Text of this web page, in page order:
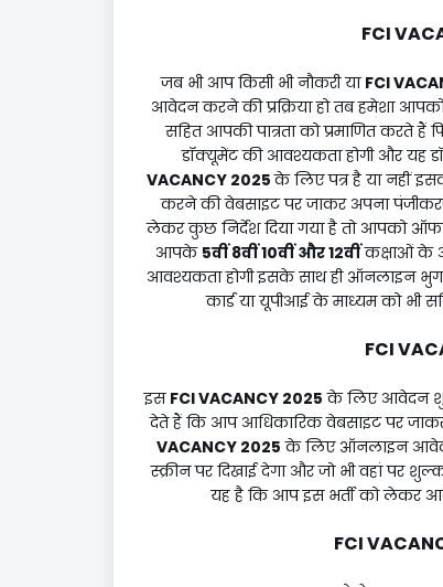
FCI
जब भी आप किसी भी नौकरी या FCI
आवेदन करने की प्रक्रिया हो तब हमेशा
सहित आपकी पात्रता को प्रमाणित करते
डॉक्यूमेंट की आवश्यकता होगी और यह
VACANCY 2025 के लिए पत्र है या नहीं
करने की वेबसाइट पर जाकर अपना
लेकर कुछ निर्देश दिया गया है तो आपको
आपके 5वीं 8वीं 10वीं और 12वींकक्षाओं के
आवश्यकता होगी इसके साथ ही ऑनलाइन
कार्ड या यूपीआई के माध्यम को
FCI
इस FCI VACANCY 2025 के लिए आवेदन
देते हैं कि आप आधिकारिक वेबसाइट पर
VACANCY 2025 के लिए ऑनलाइन
स्क्रीन पर दिखाई देगा और जो भी वहां पर
यह है कि आप इस भर्ती को लेकर
FCI